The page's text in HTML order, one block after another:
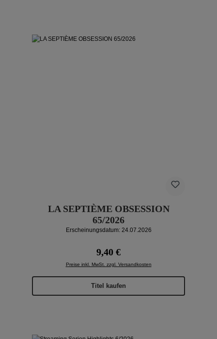
LA SEPTIÈME OBSESSION
65/2026
Erscheinungsdatum: 24.07.2026
Regulärer Preis:
9,40 €
Preise inkl. MwSt. zzgl. Versandkosten
Titel kaufen